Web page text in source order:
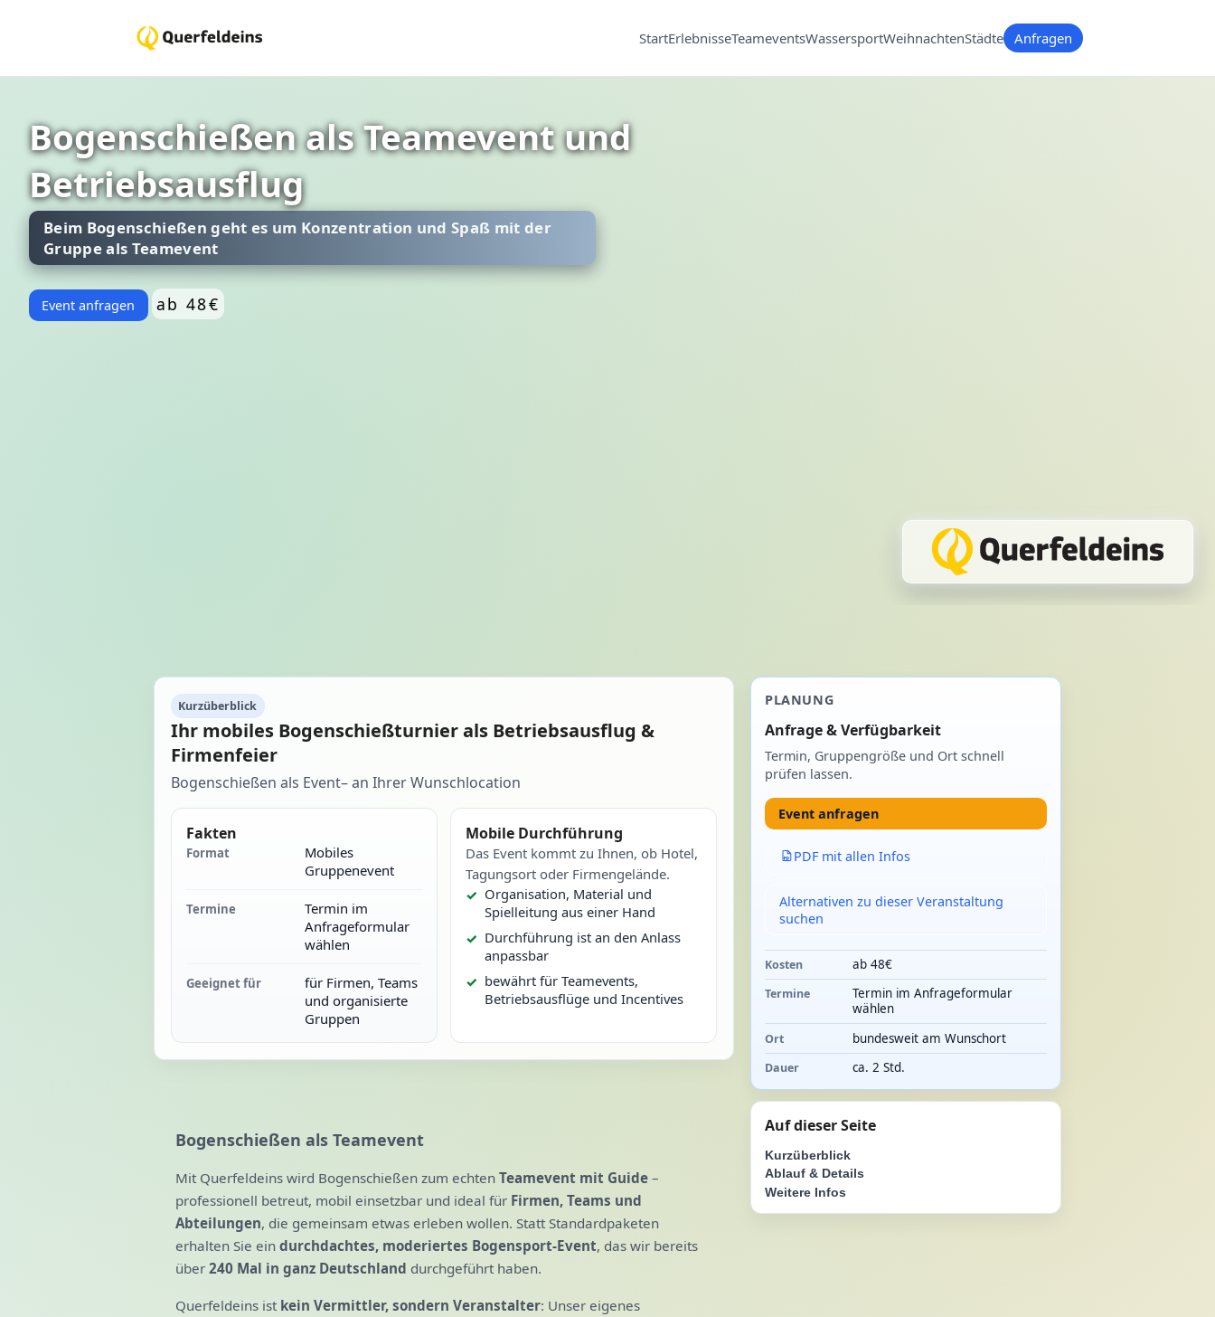
StartErlebnisseTeameventsWassersportWeihnachtenStädte Anfragen
Bogenschießen als Teamevent und
Betriebsausflug
Beim Bogenschießen geht es um Konzentration und Spaß mit der
Gruppe als Teamevent
Event anfragen ab 48€
Kurzüberblick
Ihr mobiles Bogenschießturnier als Betriebsausflug &
Firmenfeier
Bogenschießen als Event– an Ihrer Wunschlocation
Fakten
Format
Mobiles
Gruppenevent
Termine
Termin im
Anfrageformular
wählen
Geeignet für
für Firmen, Teams
und organisierte
Gruppen
Mobile Durchführung
Das Event kommt zu Ihnen, ob Hotel,
Tagungsort oder Firmengelände.
Organisation, Material und
Spielleitung aus einer Hand
Durchführung ist an den Anlass
anpassbar
bewährt für Teamevents,
Betriebsausflüge und Incentives
Bogenschießen als Teamevent
Mit Querfeldeins wird Bogenschießen zum echten Teamevent mit Guide –
professionell betreut, mobil einsetzbar und ideal für Firmen, Teams und
Abteilungen, die gemeinsam etwas erleben wollen. Statt Standardpaketen
erhalten Sie ein durchdachtes, moderiertes Bogensport-Event, das wir bereits
über 240 Mal in ganz Deutschland durchgeführt haben.
Querfeldeins ist kein Vermittler, sondern Veranstalter: Unser eigenes
PLANUNG
Anfrage & Verfügbarkeit
Termin, Gruppengröße und Ort schnell
prüfen lassen.
Event anfragen
PDF mit allen Infos
Alternativen zu dieser Veranstaltung
suchen
Kosten ab 48€
Termine
Termin im Anfrageformular
wählen
Ort bundesweit am Wunschort
Dauer ca. 2 Std.
Auf dieser Seite
Kurzüberblick
Ablauf & Details
Weitere Infos